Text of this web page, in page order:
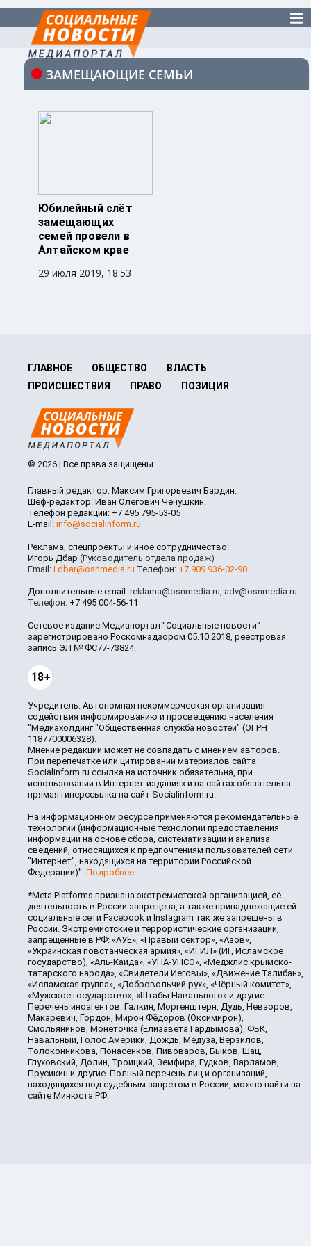
ЗАМЕЩАЮЩИЕ СЕМЬИ
Юбилейный слёт
замещающих
семей провели в
Алтайском крае
29 июля 2019, 18:53
ГЛАВНОЕ ОБЩЕСТВО
ВЛАСТЬ
ПРОИСШЕСТВИЯ
ПРАВО ПОЗИЦИЯ
© 2026 | Все права защищены
Главный редактор: Максим Григорьевич Бардин.
Шеф-редактор: Иван Олегович Чечушкин.
Телефон редакции: +7 495 795-53-05
E-mail: info@socialinform.ru
Реклама, спецпроекты и иное сотрудничество:
Игорь Дбар (Руководитель отдела продаж)
Email: i.dbar@osnmedia.ru Телефон: +7 909 936-02-90
Дополнительные email: reklama@osnmedia.ru, adv@osnmedia.ru
Телефон: +7 495 004-56-11
Сетевое издание Медиапортал "Социальные новости"
зарегистрировано Роскомнадзором 05.10.2018, реестровая
запись ЭЛ № ФС77-73824.
18+
Учредитель: Автономная некоммерческая организация
содействия информированию и просвещению населения
"Медиахолдинг "Общественная служба новостей" (ОГРН
1187700006328).
Мнение редакции может не совпадать с мнением авторов.
При перепечатке или цитировании материалов сайта
Socialinform.ru ссылка на источник обязательна, при
использовании в Интернет-изданиях и на сайтах обязательна
прямая гиперссылка на сайт Socialinform.ru.
На информационном ресурсе применяются рекомендательные
технологии (информационные технологии предоставления
информации на основе сбора, систематизации и анализа
сведений, относящихся к предпочтениям пользователей сети
"Интернет", находящихся на территории Российской
Федерации)". Подробнее.
*Meta Platforms признана экстремистской организацией, её
деятельность в России запрещена, а также принадлежащие ей
социальные сети Facebook и Instagram так же запрещены в
России. Экстремистские и террористические организации,
запрещенные в РФ: «АУЕ», «Правый сектор», «Азов»,
«Украинская повстанческая армия», «ИГИЛ» (ИГ, Исламское
государство), «Аль-Каида», «УНА-УНСО», «Меджлис крымско-
татарского народа», «Свидетели Иеговы», «Движение Талибан»,
«Исламская группа», «Добровольчий рух», «Чёрный комитет»,
«Мужское государство», «Штабы Навального» и другие.
Перечень иноагентов: Галкин, Моргенштерн, Дудь, Невзоров,
Макаревич, Гордон, Мирон Фёдоров (Оксимирон),
Смольянинов, Монеточка (Елизавета Гардымова), ФБК,
Навальный, Голос Америки, Дождь, Медуза, Верзилов,
Толоконникова, Понасенков, Пивоваров, Быков, Шац,
Глуховский, Долин, Троицкий, Земфира, Гудков, Варламов,
Прусикин и другие. Полный перечень лиц и организаций,
находящихся под судебным запретом в России, можно найти на
сайте Минюста РФ.